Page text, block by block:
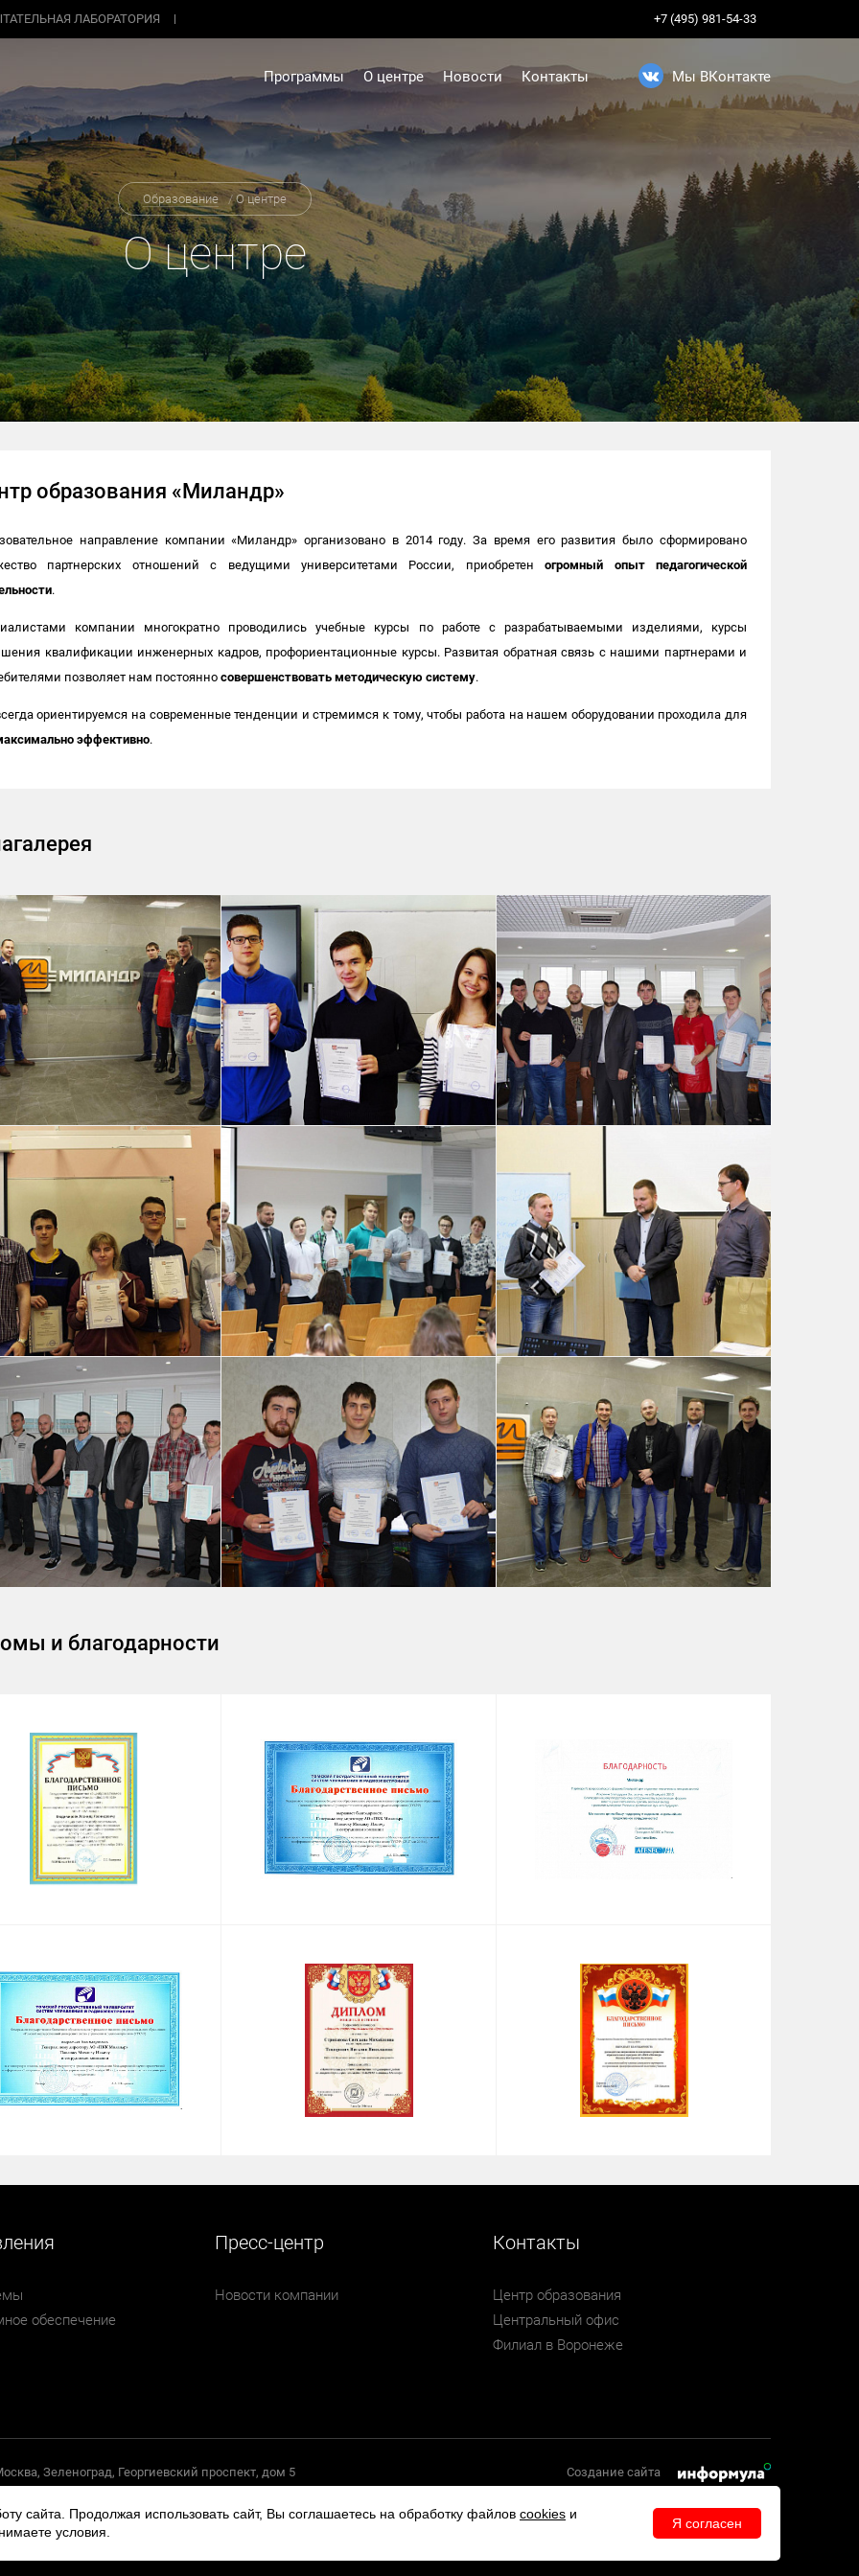
ЛАБОРАТОРИЯ +7 (495) 981-54-33
Программы О центре Новости Контакты Мы ВКонтакте
Образование /О центре
О центре
образования «Миландр»
направление компании «Миландр» организовано в 2014 году. За время его развития было сформировано
партнерских отношений с ведущими университетами России, приобретеногромный опыт педагогической
.
компании многократно проводились учебные курсы по работе с разрабатываемыми изделиями, курсы
квалификации инженерных кадров, профориентационные курсы. Развитая обратная связь с нашими партнерами и
позволяет нам постоянно совершенствовать методическую систему.
ориентируемся на современные тенденции и стремимся к тому, чтобы работа на нашем оборудовании проходила для
эффективно.
и благодарности
обеспечение
Пресс-центр
Новости компании
Контакты
Центр образования
Центральный офис
Филиал в Воронеже
Зеленоград, Георгиевский проспект, дом 5 Создание сайта
сайта. Продолжая использовать сайт, Вы соглашаетесь на обработку файлов cookies и
условия.
Я согласен